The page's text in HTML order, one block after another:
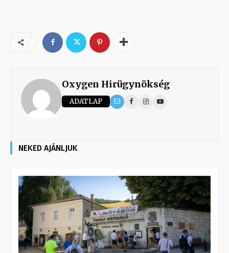
Oxygen Hirügynökség
ADATLAP
NEKED AJÁNLJUK